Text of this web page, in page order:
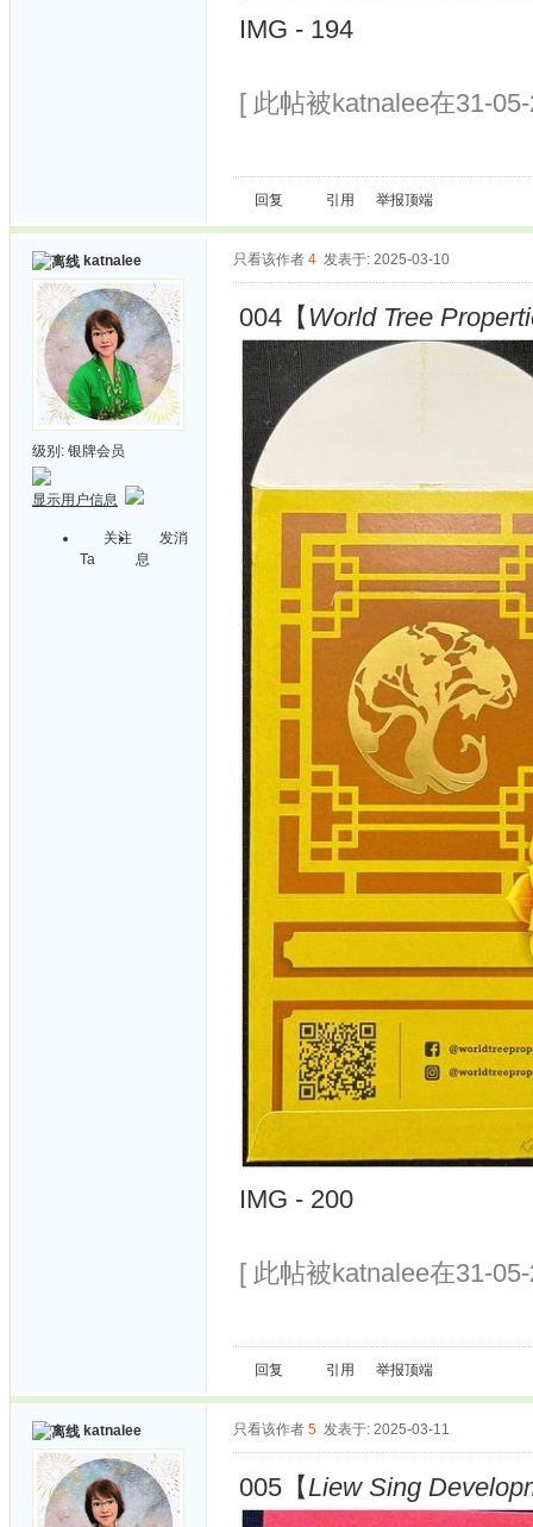
IMG - 194
[ 此帖被katnalee在31-
回复 引用 举报顶端
katnalee
级别: 银牌会员
显示用户信息
关注
Ta
发消
息
只看该作者 4 发表于: 2025-03-10
004【 World Tree
IMG - 200
[ 此帖被katnalee在31-
回复 引用 举报顶端
katnalee 只看该作者 5 发表于: 2025-03-11
005【Liew Sing